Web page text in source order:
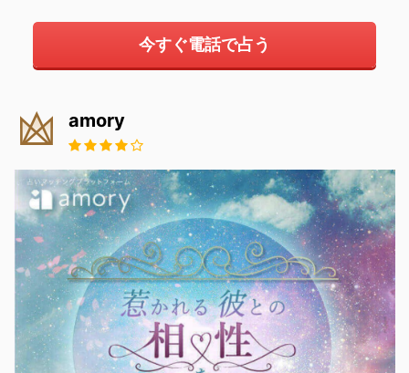
今すぐ電話で占う
amory